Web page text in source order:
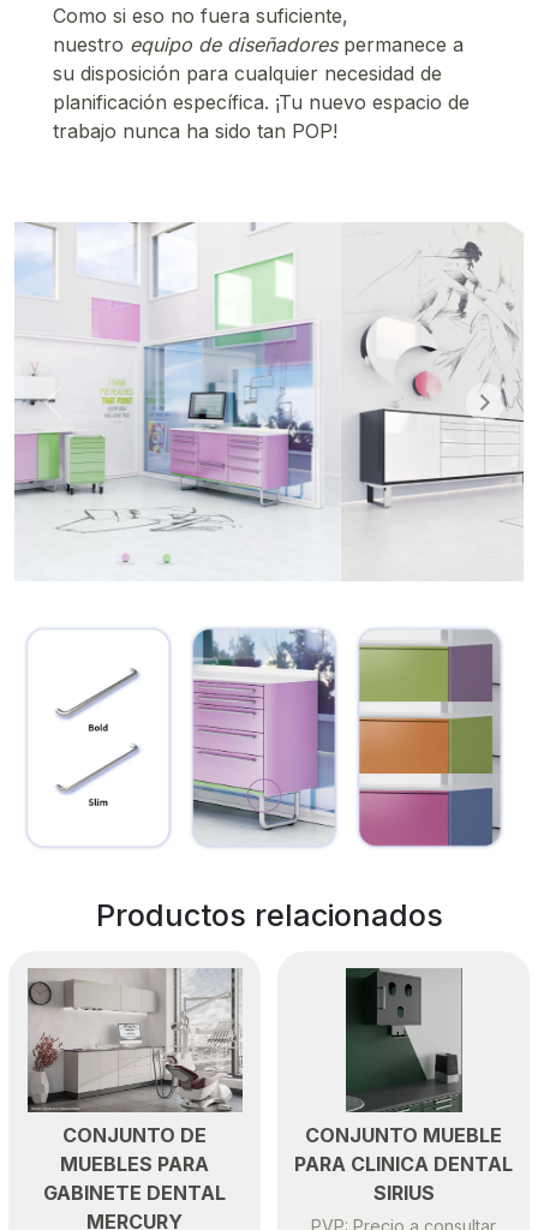
Como si eso no fuera suficiente,
nuestro equipo de diseñadores permanece a
su disposición para cualquier necesidad de
planificación específica. ¡Tu nuevo espacio de
trabajo nunca ha sido tan POP!
Previous Next
Productos relacionados
CONJUNTO DE
MUEBLES PARA
GABINETE DENTAL
MERCURY
CONJUNTO MUEBLE
PARA CLINICA DENTAL
SIRIUS
PVP: Precio a consultar